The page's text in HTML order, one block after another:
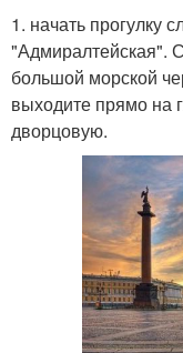
1. начать прогулку
"Адмиралтейская".
большой морской
выходите прямо на
дворцовую.